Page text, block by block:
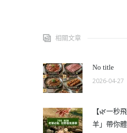
相關文章
No title
2026-04-27
【🌿一秒
羊」帶你